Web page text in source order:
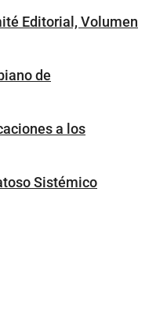
Editorial, Volumen
de
a los
Sistémico